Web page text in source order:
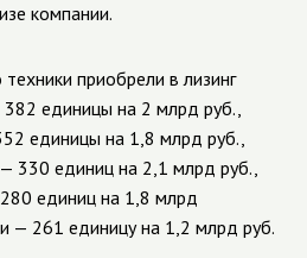
компании.
приобрели в лизинг
единицы на 2 млрд руб.,
единицы на 1,8 млрд руб.,
330 единиц на 2,1 млрд руб.,
единиц на 1,8 млрд
— 261 единицу на 1,2 млрд руб.